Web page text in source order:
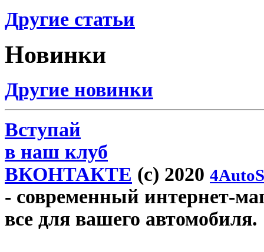
Другие статьи
Новинки
Другие новинки
Вступай
в наш клуб
ВКОНТАКТЕ (c) 2020
- современный интернет-
все для вашего автомобиля.